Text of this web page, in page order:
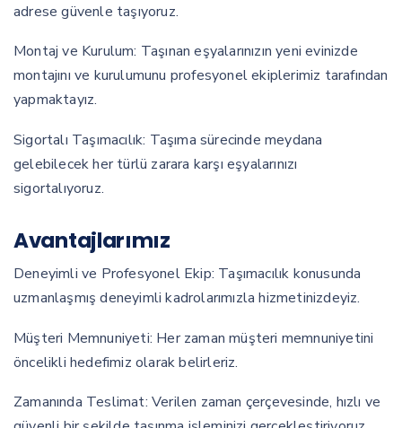
adrese güvenle taşıyoruz.
Montaj ve Kurulum: Taşınan eşyalarınızın yeni evinizde
montajını ve kurulumunu profesyonel ekiplerimiz tarafından
yapmaktayız.
Sigortalı Taşımacılık: Taşıma sürecinde meydana
gelebilecek her türlü zarara karşı eşyalarınızı
sigortalıyoruz.
Avantajlarımız
Deneyimli ve Profesyonel Ekip: Taşımacılık konusunda
uzmanlaşmış deneyimli kadrolarımızla hizmetinizdeyiz.
Müşteri Memnuniyeti: Her zaman müşteri memnuniyetini
öncelikli hedefimiz olarak belirleriz.
Zamanında Teslimat: Verilen zaman çerçevesinde, hızlı ve